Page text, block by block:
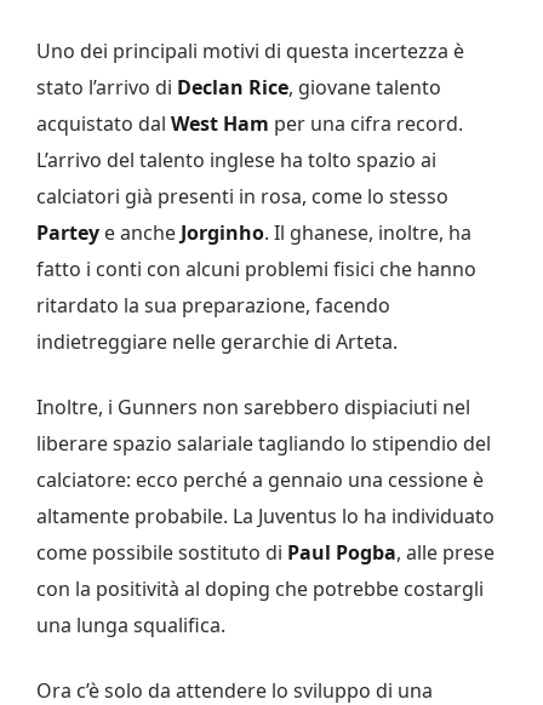
Uno dei principali motivi di questa incertezza è
stato l’arrivo di Declan Rice, giovane talento
acquistato dal West Ham per una cifra record.
L’arrivo del talento inglese ha tolto spazio ai
calciatori già presenti in rosa, come lo stesso
Partey e anche Jorginho. Il ghanese, inoltre, ha
fatto i conti con alcuni problemi fisici che hanno
ritardato la sua preparazione, facendo
indietreggiare nelle gerarchie di Arteta.
Inoltre, i Gunners non sarebbero dispiaciuti nel
liberare spazio salariale tagliando lo stipendio del
calciatore: ecco perché a gennaio una cessione è
altamente probabile. La Juventus lo ha individuato
come possibile sostituto di Paul Pogba, alle prese
con la positività al doping che potrebbe costargli
una lunga squalifica.
Ora c’è solo da attendere lo sviluppo di una